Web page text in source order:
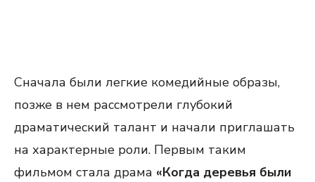
Сначала были легкие комедийные образы,
позже в нем рассмотрели глубокий
драматический талант и начали приглашать
на характерные роли. Первым таким
фильмом стала драма «Когда деревья были